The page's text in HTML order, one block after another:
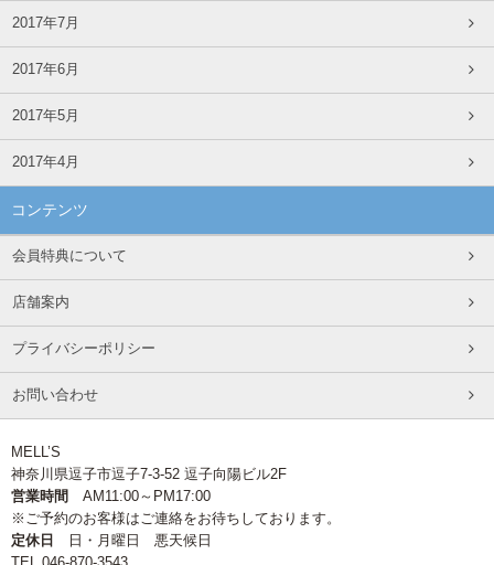
2017年7月
2017年6月
2017年5月
2017年4月
コンテンツ
会員特典について
店舗案内
プライバシーポリシー
お問い合わせ
MELL’S
神奈川県逗子市逗子7-3-52 逗子向陽ビル2F
営業時間
AM11:00～PM17:00
※ご予約のお客様はご連絡をお待ちしております。
定休日
日・月曜日 悪天候日